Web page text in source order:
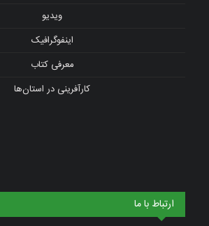
ویدیو
اینفوگرافیک
معرفی کتاب
کارآفرینی در استان‌ها
ارتباط با ما